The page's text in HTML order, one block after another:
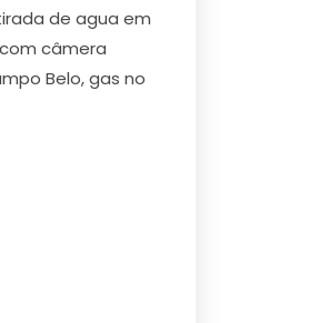
de agua em
câmera
Belo, gas no